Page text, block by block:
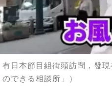
有日本節目組街頭訪問，發
のできる相談所」）